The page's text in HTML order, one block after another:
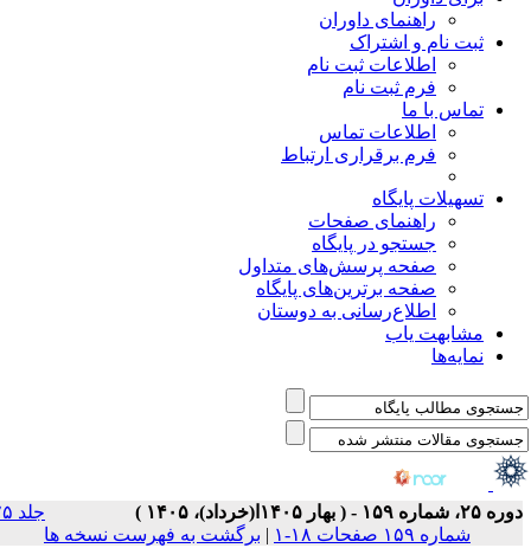
جلد ۲۵
فهرست نسخه ها